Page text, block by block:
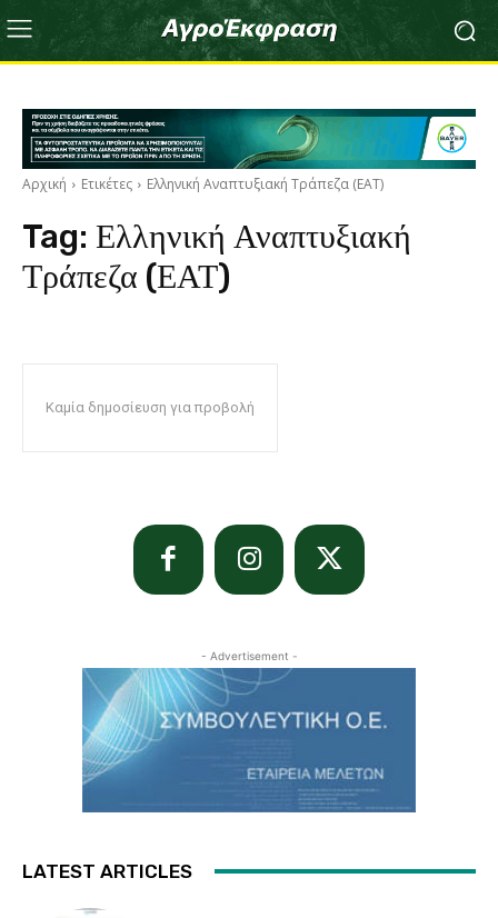
Αρχική Ετικέτες Ελληνική Αναπτυξιακή Τράπεζα (ΕΑΤ)
Tag: Ελληνική Αναπτυξιακή
Τράπεζα (ΕΑΤ)
Καμία δημοσίευση για προβολή
- Advertisement -
LATEST ARTICLES